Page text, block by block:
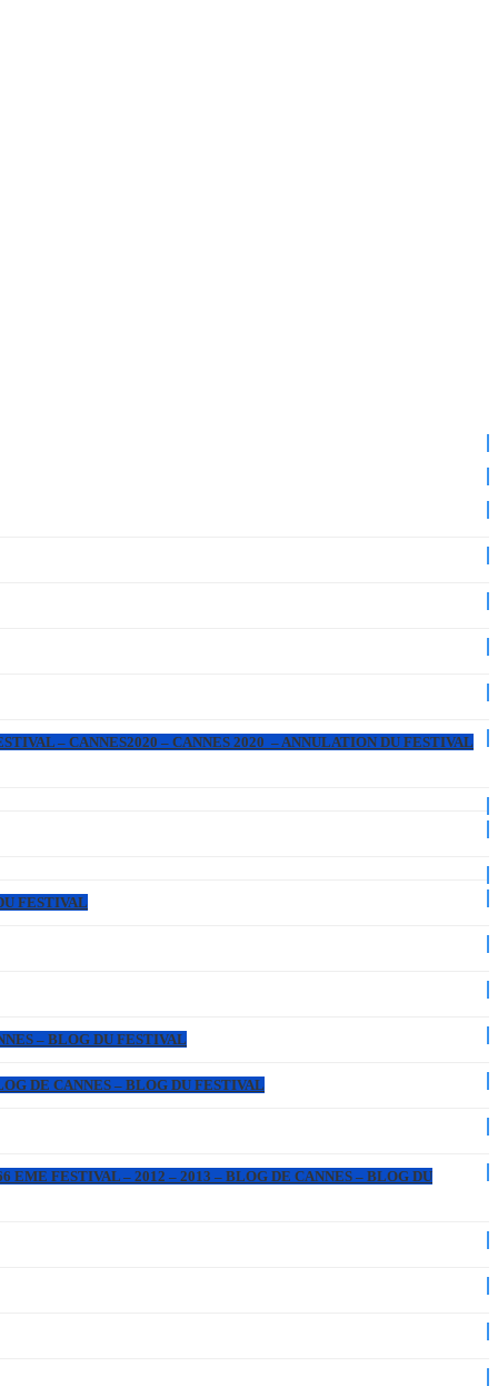
– CANNES2020 – CANNES 2020 – ANNULATION DU FESTIVAL
FESTIVAL
– BLOG DU FESTIVAL
DE CANNES – BLOG DU FESTIVAL
FESTIVAL – 2012 – 2013 – BLOG DE CANNES – BLOG DU